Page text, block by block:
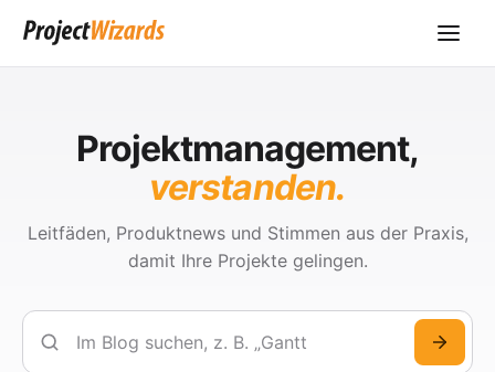
Projektmanagement,
verstanden.
Leitfäden, Produktnews und Stimmen aus der Praxis,
damit Ihre Projekte gelingen.
Suchen